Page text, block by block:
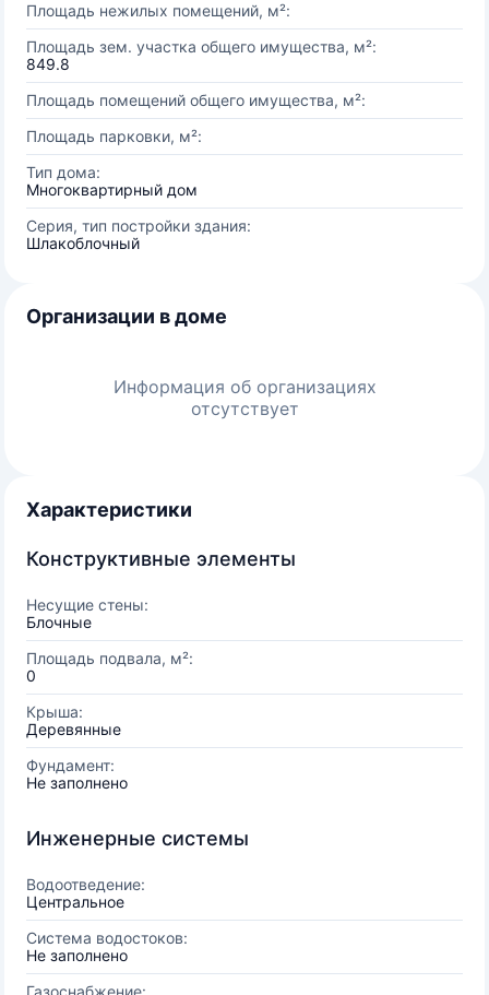
Площадь нежилых помещений, м²:
Площадь зем. участка общего имущества, м²:
849.8
Площадь помещений общего имущества, м²:
Площадь парковки, м²:
Тип дома:
Многоквартирный дом
Серия, тип постройки здания:
Шлакоблочный
Организации в доме
Информация об организациях
отсутствует
Характеристики
Конструктивные элементы
Несущие стены:
Блочные
Площадь подвала, м²:
0
Крыша:
Деревянные
Фундамент:
Не заполнено
Инженерные системы
Водоотведение:
Центральное
Система водостоков:
Не заполнено
Газоснабжение: